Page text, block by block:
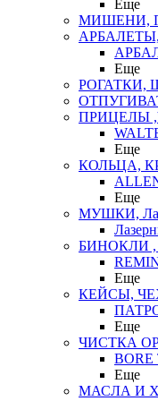
Еще
МИШЕНИ,
Еще
РОГАТКИ,
ПРИЦЕЛЫ
Еще
КОЛЬЦА,
Еще
МУШКИ,
БИНОКЛИ
Еще
КЕЙСЫ,
Еще
ЧИСТКА
BORE
Еще
МАСЛА И